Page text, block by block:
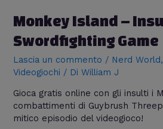
Monkey Island –
Swordfighting Game
Lascia un commento / Nerd World,
Videogiochi / DiWilliam J
Gioca gratis online con gli insulti i
combattimenti di Guybrush
mitico episodio del videogioco!